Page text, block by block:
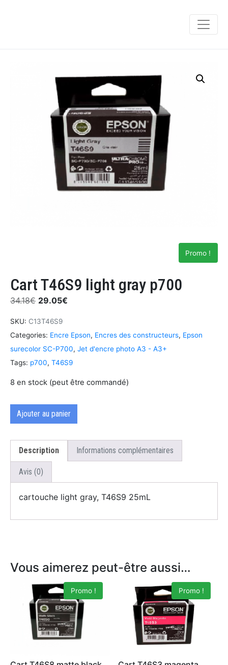
Promo !
Cart T46S9 light gray p700
34.18€ 29.05€
SKU: C13T46S9
Categories: Encre Epson, Encres des constructeurs, Epson
surecolor SC-P700, Jet d'encre photo A3 - A3+
Tags: p700, T46S9
8 en stock (peut être commandé)
Ajouter au panier
Description Informations complémentaires
Avis (0)
cartouche light gray, T46S9 25mL
Vous aimerez peut-être aussi…
Promo ! Promo !